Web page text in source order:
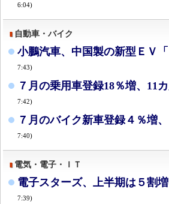
6:04)
自動車・バイク
小鵬汽車、中国製の新型ＥＶ
7:43)
７月の乗用車登録18％増、11
7:42)
７月のバイク新車登録４％増
7:40)
電気・電子・ＩＴ
電子スターズ、上半期は５割
7:39)